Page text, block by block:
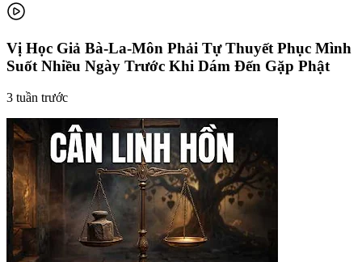
Vị Học Giả Bà-La-Môn Phải Tự Thuyết Phục Mình
Suốt Nhiều Ngày Trước Khi Dám Đến Gặp Phật
3 tuần trước